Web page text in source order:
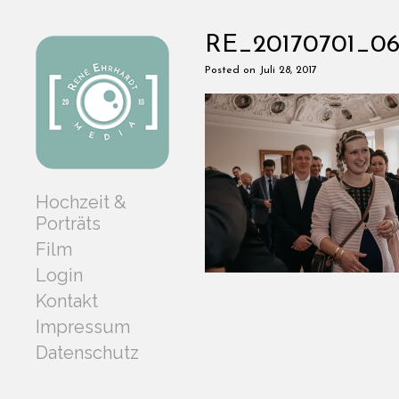
Hochzeit &
Porträts
Film
Login
Kontakt
Impressum
Datenschutz
Posted on Juli 28, 2017